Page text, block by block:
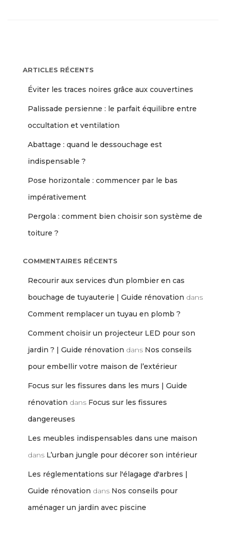
ARTICLES RÉCENTS
Éviter les traces noires grâce aux couvertines
Palissade persienne : le parfait équilibre entre
occultation et ventilation
Abattage : quand le dessouchage est
indispensable ?
Pose horizontale : commencer par le bas
impérativement
Pergola : comment bien choisir son système de
toiture ?
COMMENTAIRES RÉCENTS
Recourir aux services d'un plombier en cas
bouchage de tuyauterie | Guide rénovation dans
Comment remplacer un tuyau en plomb ?
Comment choisir un projecteur LED pour son
jardin ? | Guide rénovation dans Nos conseils
pour embellir votre maison de l’extérieur
Focus sur les fissures dans les murs | Guide
rénovation dans Focus sur les fissures
dangereuses
Les meubles indispensables dans une maison
dans L’urban jungle pour décorer son intérieur
Les réglementations sur l'élagage d'arbres |
Guide rénovation dans Nos conseils pour
aménager un jardin avec piscine